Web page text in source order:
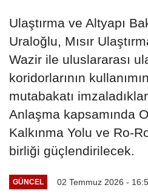
Ulaştırma ve Altyapı
Uraloğlu, Mısır
Wazir ile uluslararası
koridorlarının
mutabakatı
Anlaşma kapsamında
Kalkınma Yolu ve Ro-
birliği güçlendirilecek.
GÜNCEL 02 Temmuz 2026 -